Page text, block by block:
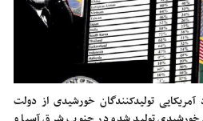
آمریکایی تولیدکنندگان خورشیدی از دولت